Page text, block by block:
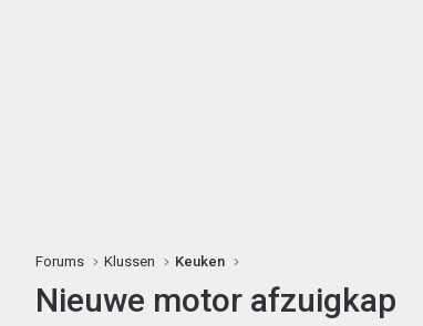
Forums Klussen Keuken
Nieuwe motor afzuigkap